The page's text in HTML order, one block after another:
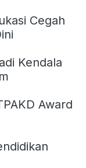
Cegah
Kendala
Award